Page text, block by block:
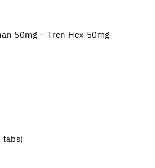
50mg – Tren Hex 50mg
tabs)